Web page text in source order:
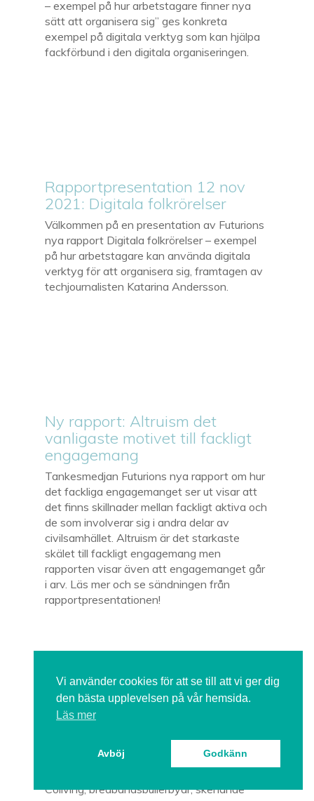
– exempel på hur arbetstagare finner nya
sätt att organisera sig” ges konkreta
exempel på digitala verktyg som kan hjälpa
fackförbund i den digitala organiseringen.
Rapportpresentation 12 nov
2021: Digitala folkrörelser
Välkommen på en presentation av Futurions
nya rapport Digitala folkrörelser – exempel
på hur arbetstagare kan använda digitala
verktyg för att organisera sig, framtagen av
techjournalisten Katarina Andersson.
Ny rapport: Altruism det
vanligaste motivet till fackligt
engagemang
Tankesmedjan Futurions nya rapport om hur
det fackliga engagemanget ser ut visar att
det finns skillnader mellan fackligt aktiva och
de som involverar sig i andra delar av
civilsamhället. Altruism är det starkaste
skälet till fackligt engagemang men
rapporten visar även att engagemanget går
i arv. Läs mer och se sändningen från
rapportpresentationen!
formar framtidens arbetsliv
Coliving, bredbandsbullerbyar, skenande
Vi använder cookies för att se till att vi ger dig
den bästa upplevelsen på vår hemsida.
Läs mer
Avböj Godkänn